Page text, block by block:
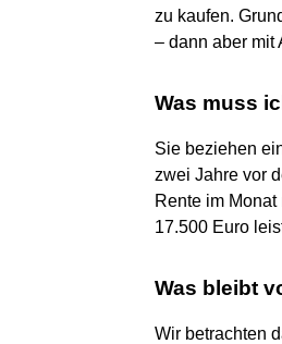
zu kaufen.
– dann aber mit
Was muss
Sie beziehen
zwei Jahre vor
Rente im
17.500 Euro
Was bleibt
Wir betrachten